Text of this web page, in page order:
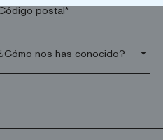
postal*
arrow_drop_down